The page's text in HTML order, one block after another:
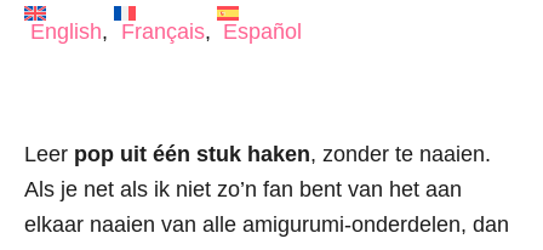
o
English Français Español
Leer pop uit één stuk haken, zonder te naaien.
Als je net als ik niet zo’n fan bent van het aan
elkaar naaien van alle amigurumi-onderdelen, dan